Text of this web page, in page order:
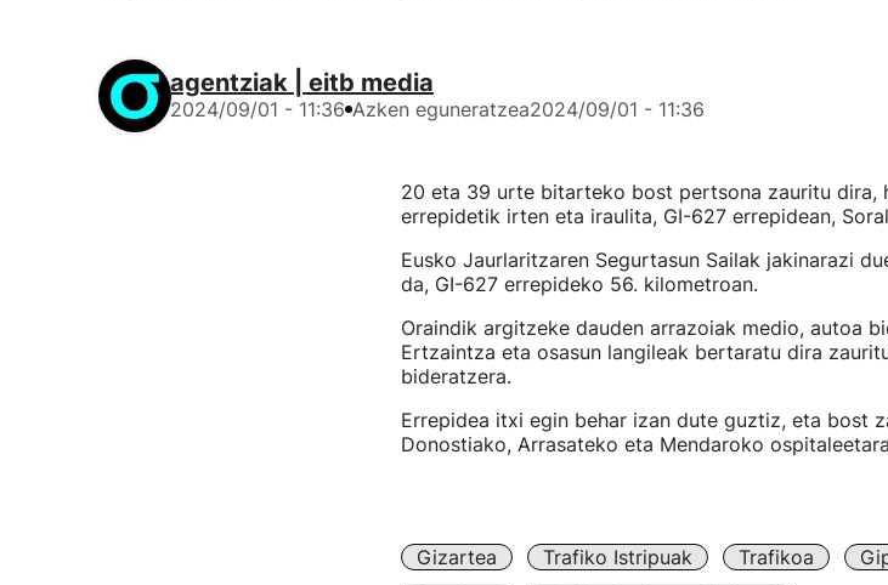
agentziak | eitb media
2024/09/01 - 11:36 Azken eguneratzea2024/09/01 - 11:36
20 eta 39 urte bitarteko bost pertsona zauritu dira,
errepidetik irten eta iraulita, GI-627 errepidean,
Eusko Jaurlaritzaren Segurtasun Sailak jakinarazi
da, GI-627 errepideko 56. kilometroan.
Oraindik argitzeke dauden arrazoiak medio, autoa
Ertzaintza eta osasun langileak bertaratu dira
bideratzera.
Errepidea itxi egin behar izan dute guztiz, eta bost
Donostiako, Arrasateko eta Mendaroko
Gizartea Trafiko Istripuak Trafikoa